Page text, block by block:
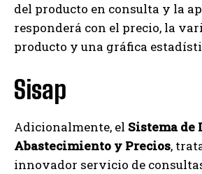
del producto en consulta y la
responderá con el precio, la
producto y una gráfica
Sisap
Adicionalmente, el Sistema de
Abastecimiento y Precios,
innovador servicio de